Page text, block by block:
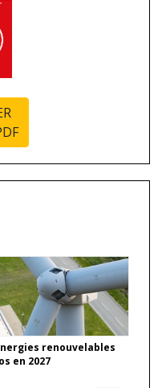
renouvelables
en 2027